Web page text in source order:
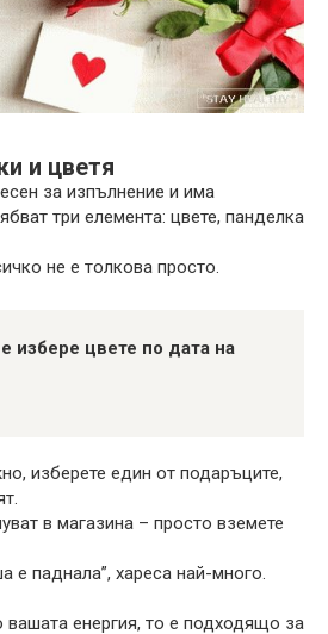
и цветя
за изпълнение и има
три елемента: цвете, панделка
не е толкова просто.
избере цвете по дата на
изберете един от подаръците,
в магазина – просто вземете
е паднала”, хареса най-много.
вашата енергия, то е подходящо за